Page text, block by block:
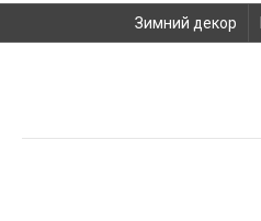
Зимний декор